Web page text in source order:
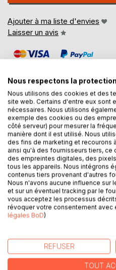
Ajouter à ma liste d'envies
Laisser un avis
DESCRIPTION
Célia est une jeune fille de
ressemble à celle de tous les
mais un soir, en rentrant du
celui d’individus mal
Rien ne sera plus pareil pour
L’intégralité des droits
Cette association accueille
déficients mentaux.
Nous respectons la
Nous utilisons des cookies et des
site web. Certains d'entre eux sont
nécessaires. Nous utilisons
exemple des cookies ou des
côté serveur) pour mesurer la
manière dont il est utilisé. Nous
des fins de marketing et recourons
ainsi qu'à des fournisseurs tiers,
des empreintes digitales, des
tous les appareils. Nous intégrons
contenus tiers provenant d'autres
Nous n'avons aucune influence sur
et sur un éventuel tracking par le
vous acceptez les processus
révoquer votre consentement avec
légales BoD)
REFUSER
TOUT